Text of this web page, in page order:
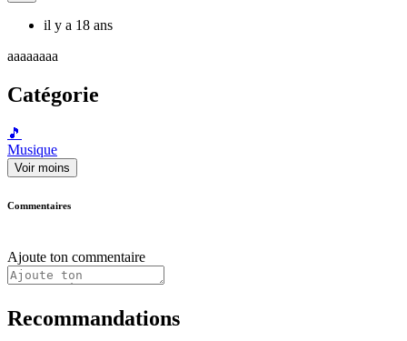
il y a 18 ans
aaaaaaaa
Catégorie
🎵
Musique
Voir moins
Commentaires
Ajoute ton commentaire
Recommandations